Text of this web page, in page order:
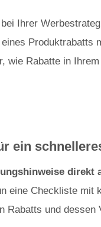
Ihrer
Produktrabatts
wie Rabatte in
ein
direkt
eine Checkliste mit
Rabatts und dessen